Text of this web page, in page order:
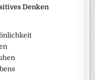
Denken